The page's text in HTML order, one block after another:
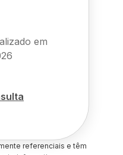
em
referenciais e têm